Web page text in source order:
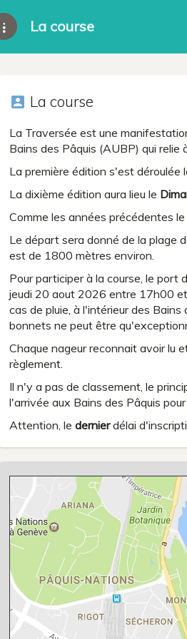
La course
account_box La course
La Traversée est une
Bains des Pâquis (AUBP) qui relie
La première édition s'est
La dixième édition aura lieu le
Comme les années précédentes
Le départ sera donné de la plage
est de 1800 mètres environ.
Pour participer à la course, le port
jeudi 20 aout 2026 entre 17h00
cas de pluie, à l'intérieur des
bonnets ne peut être
Chaque nageur reconnait avoir lu
règlement.
Il n'y a pas de classement, le
l'arrivée aux Bains des Pâquis
Attention, le dernierdélai